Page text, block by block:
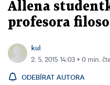
Allena
profesora
kul
2. 5. 2015 14:03 ▪ 0 min.
ODEBÍRAT AUTORA